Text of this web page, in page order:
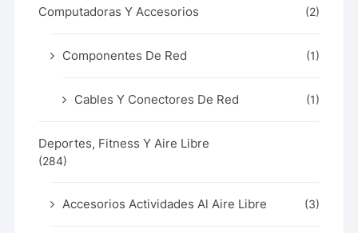
Computadoras Y Accesorios (2)
Componentes De Red (1)
Cables Y Conectores De Red (1)
Deportes, Fitness Y Aire Libre
(284)
Accesorios Actividades Al Aire Libre (3)